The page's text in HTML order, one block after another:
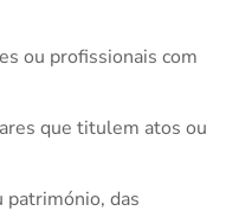
ou profissionais com
que titulem atos ou
das